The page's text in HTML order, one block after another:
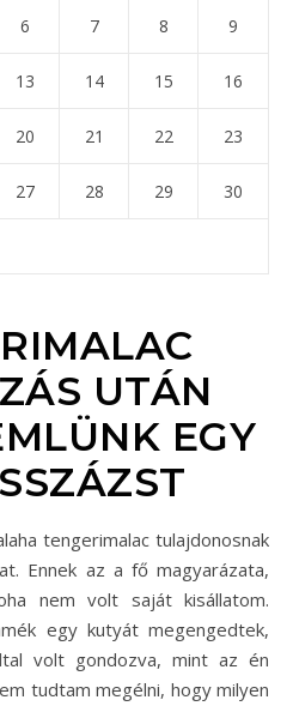
6 7 8 9
13 14 15 16
20 21 22 23
27 28 29 30
UTÁN
EGY
Ennek az a fő magyarázata,
nem volt saját kisállatom.
egy kutyát megengedtek,
volt gondozva, mint az én
tudtam megélni, hogy milyen